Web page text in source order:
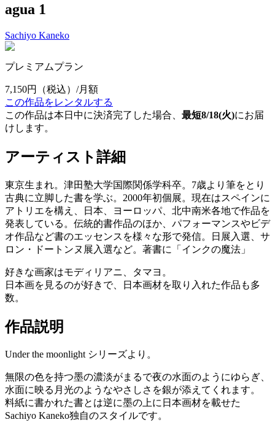
agua 1
Sachiyo Kaneko
プレミアムプラン
7,150円
（税込）/月額
この作品をレンタルする
この作品は本日中に決済完了した場合、 最短8/18(火)にお届
けします。
アーティスト詳細
東京生まれ。津田塾大学国際関係学科卒。7歳より筆をとり
古典に立脚した書を学ぶ。2000年初個展。現在はスペインに
アトリエを構え、日本、ヨーロッパ、北中南米各地で作品を
発表している。伝統的書作品のほか、パフォーマンスやビデ
オ作品など書のエッセンスを様々な形で発信。日展入選、サ
ロン・ドートンヌ展入選など。著書に「インクの魔法」
好きな画家はモディリアニ、タマヨ。
日本画を見るのが好きで、日本画材を取り入れた作品も多
数。
作品説明
Under the moonlight シリーズより。
無限の色を持つ墨の濃淡がまるで夜の水面のようにゆらぎ、
水面に映る月光のようなやさしさを銀が添えてくれます。
料紙に書かれた書とは逆に墨の上に日本画材を載せた
Sachiyo Kaneko独自のスタイルです。